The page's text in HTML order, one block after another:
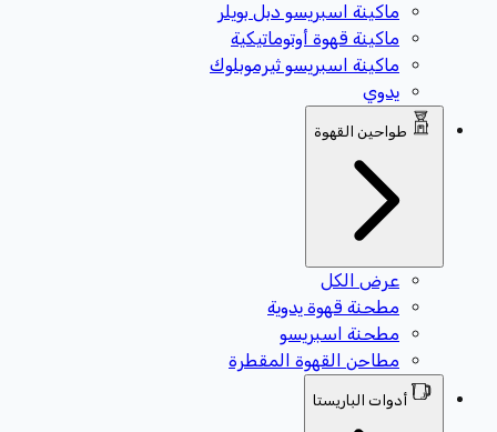
ماكينة اسبريسو دبل بويلر
ماكينة قهوة أوتوماتيكية
ماكينة اسبريسو ثيرموبلوك
يدوي
طواحين القهوة
عرض الكل
مطحنة قهوة يدوية
مطحنة اسبريسو
مطاحن القهوة المقطرة
أدوات الباريستا